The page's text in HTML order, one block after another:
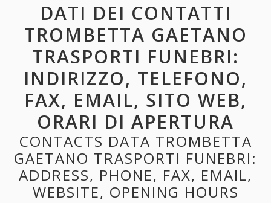
DATI DEI CONTATTI
TROMBETTA GAETANO
TRASPORTI FUNEBRI:
INDIRIZZO, TELEFONO,
FAX, EMAIL, SITO WEB,
ORARI DI APERTURA
CONTACTS DATA TROMBETTA
GAETANO TRASPORTI FUNEBRI:
ADDRESS, PHONE, FAX, EMAIL,
WEBSITE, OPENING HOURS